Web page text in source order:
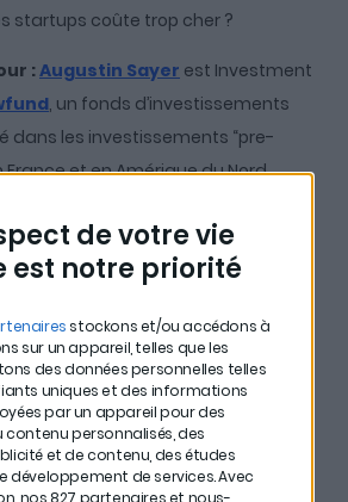
de votre vie
est notre priorité
stockons et/ou accédons à
sur un appareil, telles que les
des données personnelles telles
uniques et des informations
par un appareil pour des
personnalisés, des
et de contenu, des études
développement de services.Avec
nos 827 partenaires et nous-
startups coûte trop cher ?
:Augustin Sayer est Investment
, un fonds d’investissements
dans les investissements “pre-
France et en Amérique du Nord.
Stefani
, cofondateur de
en lumière le fonctionnement de
tout ce à quoi il faut prêter
investir à son tour dans les
pas se laisser entraîner par sa
Out) et investir dans les boîtes
Les trottinettes électriques